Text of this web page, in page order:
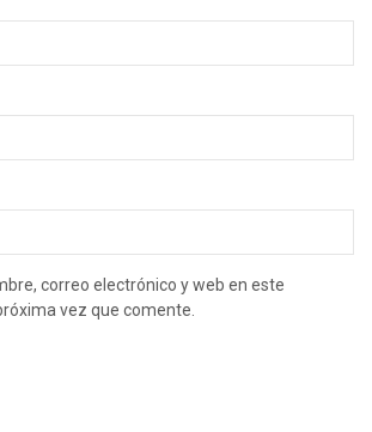
correo electrónico y web en este
vez que comente.